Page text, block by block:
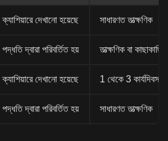
ক্যাশিয়ারে দেখানো হয়েছে সাধারণত তাত্ক্ষণিক
পদ্ধতি দ্বারা পরিবর্তিত হয় তাত্ক্ষণিক বা কাছাকাছি
ক্যাশিয়ারে দেখানো হয়েছে 1 থেকে 3 কার্যদিবস
পদ্ধতি দ্বারা পরিবর্তিত হয় সাধারণত তাত্ক্ষণিক